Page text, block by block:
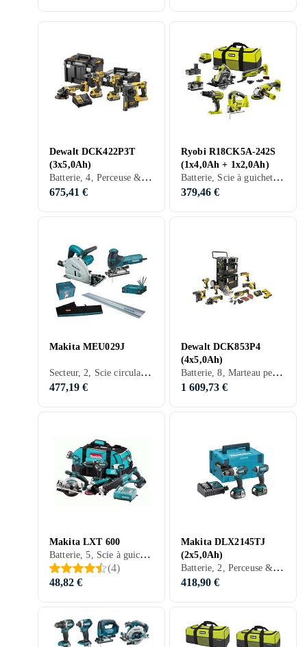
Dewalt DCK422P3T
(3x5,0Ah)
Batterie, 4, Perceuse & Tournevis, Perçeuse à bois, Visseuse, Meuleuse d'angle
675,41 €
Ryobi R18CK5A-242S
(1x4,0Ah + 1x2,0Ah)
Batterie, Scie à guichet, Scie circulaire, Lampe, Perceuse & Tournevis
379,46 €
Makita MEU029J
Secteur, 2, Scie circulaire, Scie sauteuse
477,19 €
Dewalt DCK853P4
(4x5,0Ah)
Batterie, 8, Marteau perforateur rotatif, Scie à guichet, Scie circulaire, Lampe, Perceuse & Tournevis, Visseuse, Meuleuse d'angle, Multiverktyg
1 609,73 €
Makita LXT 600
Batterie, 5, Scie à guichet, Scie circulaire, Lampe, Perceuse & Tournevis, Perçeuse à bois, Visseuse, Meuleuse d'angle
(4)
48,82 €
Makita DLX2145TJ
(2x5,0Ah)
Batterie, 2, Perceuse & Tournevis, Perçeuse à bois, Visseuse
418,90 €